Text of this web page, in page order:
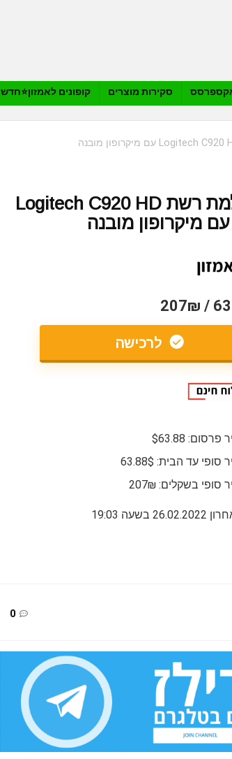
סקירות מוצרים קופונים לאמזון⭐️חדש
מצלמת רשת Logitech C920 HD
לרכישה
$63.88
סופי עד הבית: 63.88$
סופי בשקלים: 207₪
בשעה 19:03
0